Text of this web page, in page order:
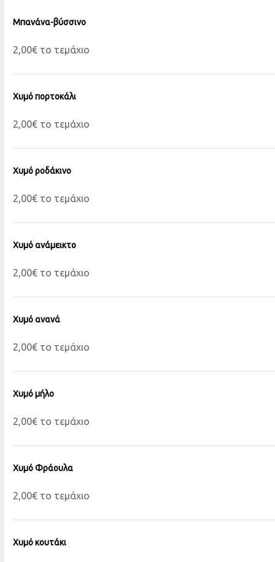
Μπανάνα-βύσσινο
2,00€ το τεμάχιο
Χυμό πορτοκάλι
2,00€ το τεμάχιο
Χυμό ροδάκινο
2,00€ το τεμάχιο
Χυμό ανάμεικτο
2,00€ το τεμάχιο
Χυμό ανανά
2,00€ το τεμάχιο
Χυμό μήλο
2,00€ το τεμάχιο
Χυμό Φράουλα
2,00€ το τεμάχιο
Χυμό κουτάκι